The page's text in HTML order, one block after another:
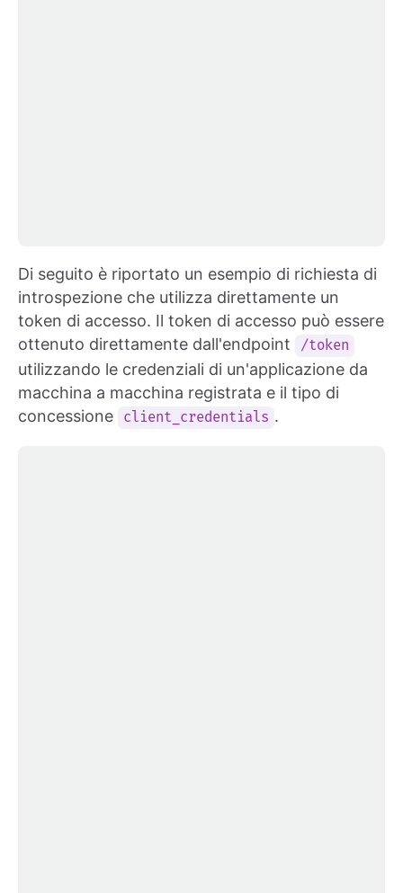
Di seguito è riportato un esempio di richiesta di
introspezione che utilizza direttamente un
token di accesso. Il token di accesso può essere
ottenuto direttamente dall'endpoint
/token
utilizzando le credenziali di un'applicazione da
macchina a macchina registrata e il tipo di
concessione
client_credentials .